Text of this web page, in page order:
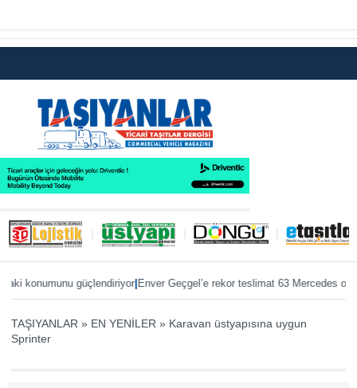
güçlendiriyor|Enver Geçgel’e rekor teslimat 63 Mercedes otobüs
TAŞIYANLAR » EN YENİLER » Karavan üstyapısına uygun
Sprinter